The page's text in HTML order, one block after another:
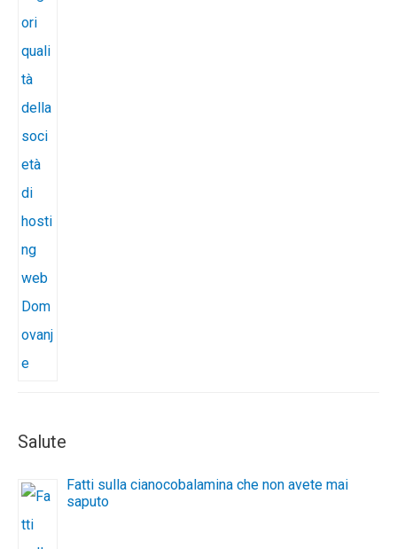
Salute
Fatti sulla cianocobalamina che non avete mai
saputo